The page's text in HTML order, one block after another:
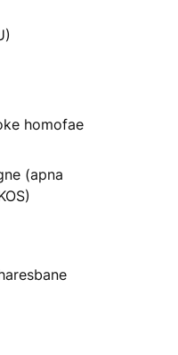
homofae
(apna